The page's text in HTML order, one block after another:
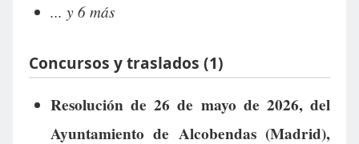
... y 6 más
Concursos y traslados (1)
Resolución de 26 de mayo de 2026, del
Ayuntamiento de Alcobendas (Madrid),